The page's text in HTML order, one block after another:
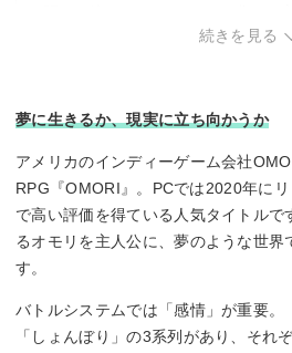
続きを見る
夢に生きるか、現実に立ち向かうか
アメリカのインディーゲーム会社
RPG『OMORI』。PCでは2020年に
で高い評価を得ている人気タイトルで
るオモリを主人公に、夢のような世界
す。
バトルシステムでは「感情」が重要。
「しょんぼり」の3系列があり、それ